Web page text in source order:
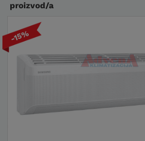
proizvod/a
-15%